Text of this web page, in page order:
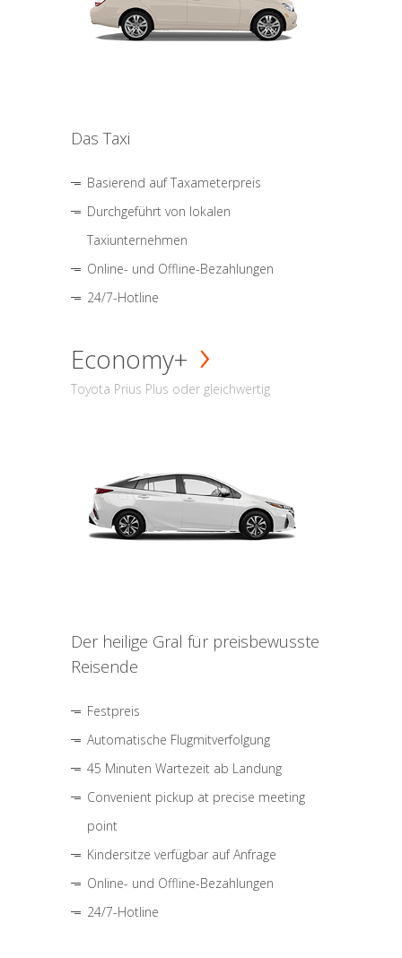
Das Taxi
Basierend auf Taxameterpreis
Durchgeführt von lokalen
Taxiunternehmen
Online- und Offline-Bezahlungen
24/7-Hotline
Economy+
Toyota Prius Plus oder gleichwertig
Der heilige Gral für preisbewusste
Reisende
Festpreis
Automatische Flugmitverfolgung
45 Minuten Wartezeit ab Landung
Convenient pickup at precise meeting
point
Kindersitze verfügbar auf Anfrage
Online- und Offline-Bezahlungen
24/7-Hotline